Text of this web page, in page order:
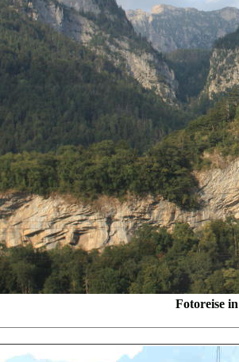
Fotoreise